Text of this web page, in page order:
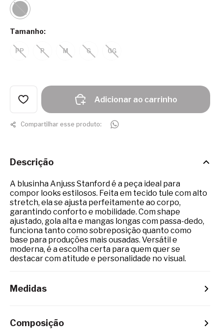
Tamanho:
PP P M G GG
Adicionar ao carrinho
Compartilhar esse produto:
Descrição
A blusinha Anjuss Stanford é a peça ideal para
compor looks estilosos. Feita em tecido tule com alto
stretch, ela se ajusta perfeitamente ao corpo,
garantindo conforto e mobilidade. Com shape
ajustado, gola alta e mangas longas com passa-dedo,
funciona tanto como sobreposição quanto como
base para produções mais ousadas. Versátil e
moderna, é a escolha certa para quem quer se
destacar com atitude e personalidade no visual.
Composição
Medidas